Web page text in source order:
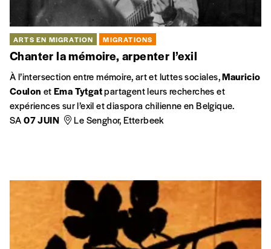
ARTS EN MIGRATION MIGRATIONS
Chanter la mémoire, arpenter l’exil
À l’intersection entre mémoire, art et luttes sociales,Mauricio
Coulon etEma Tytgatpartagent leurs recherches et
expériences sur l’exil et diaspora chilienne en Belgique.
SA07 JUIN Le Senghor, Etterbeek